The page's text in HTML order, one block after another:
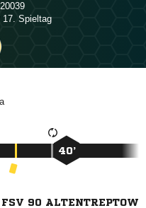
17. Spieltag
40’
FSV 90 ALTENTREPTOW